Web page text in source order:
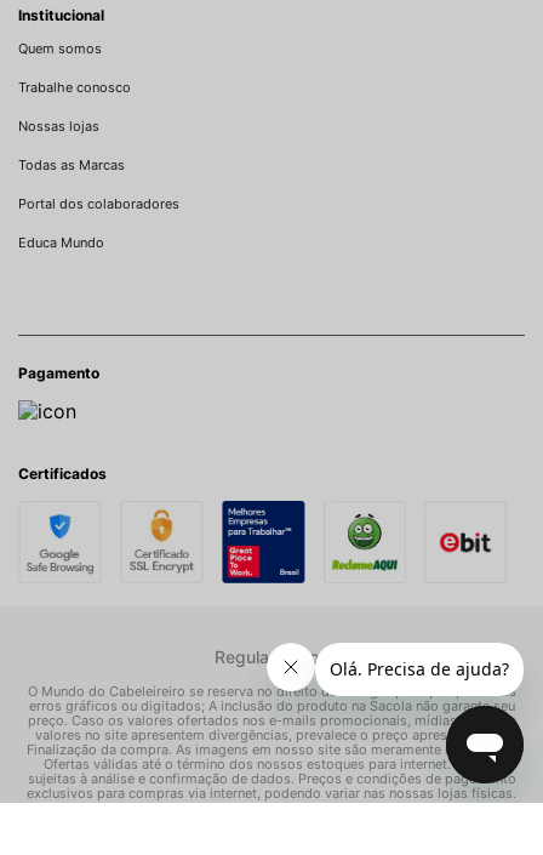
Institucional
Quem somos
Trabalhe conosco
Nossas lojas
Todas as Marcas
Portal dos colaboradores
Educa Mundo
Pagamento
Certificados
Regulamentos
O Mundo do Cabeleireiro se reserva no direito de corrigir quaisquer possíveis
erros gráficos ou digitados; A inclusão do produto na Sacola não garante seu
preço. Caso os valores ofertados nos e-mails promocionais, mídias sociais e
valores no site apresentem divergências, prevalece o preço apresentado na
Finalização da compra. As imagens em nosso site são meramente ilustrativas.
Ofertas válidas até o término dos nossos estoques para internet. Vendas
sujeitas à análise e confirmação de dados. Preços e condições de pagamento
exclusivos para compras via internet, podendo variar nas nossas lojas físicas.